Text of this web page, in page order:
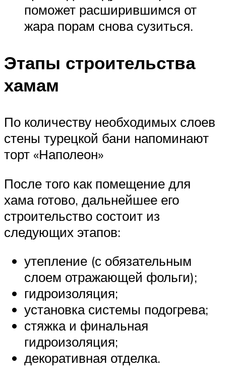
поможет расширившимся от
жара порам снова сузиться.
Этапы строительства
хамам
По количеству необходимых слоев
стены турецкой бани напоминают
торт «Наполеон»
После того как помещение для
хама готово, дальнейшее его
строительство состоит из
следующих этапов:
утепление (с обязательным
слоем отражающей фольги);
гидроизоляция;
установка системы подогрева;
стяжка и финальная
гидроизоляция;
декоративная отделка.